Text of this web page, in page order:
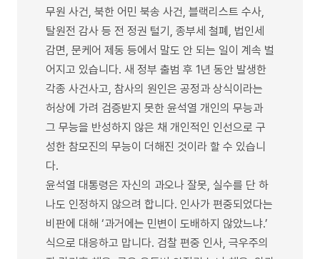
무원 사건, 북한 어민 북송 사건, 블랙리스트 수사,
탈원전 감사 등 전 정권 털기, 종부세 철폐, 법인세
감면, 문케어 제동 등에서 말도 안 되는 일이 계속 벌
어지고 있습니다. 새 정부 출범 후 1년 동안 발생한
각종 사건사고, 참사의 원인은 공정과 상식이라는
허상에 가려 검증받지 못한 윤석열 개인의 무능과
그 무능을 반성하지 않은 채 개인적인 인선으로 구
성한 참모진의 무능이 더해진 것이라 할 수 있습니
다.
윤석열 대통령은 자신의 과오나 잘못, 실수를 단 하
나도 인정하지 않으려 합니다. 인사가 편중되었다는
비판에 대해 ‘과거에는 민변이 도배하지 않았느냐.’
식으로 대응하고 맙니다. 검찰 편중 인사, 극우주의